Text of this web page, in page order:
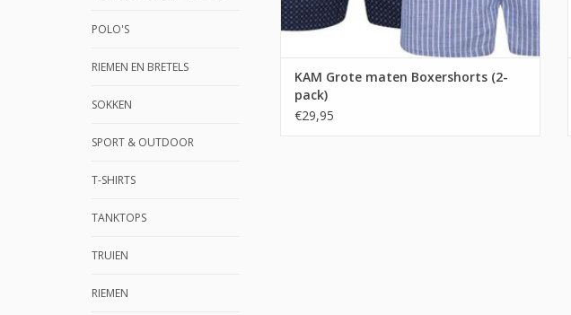
POLO'S
RIEMEN EN BRETELS
SOKKEN
SPORT & OUTDOOR
T-SHIRTS
TANKTOPS
TRUIEN
RIEMEN
KAM Grote maten Boxershorts (2-
pack)
€29,95